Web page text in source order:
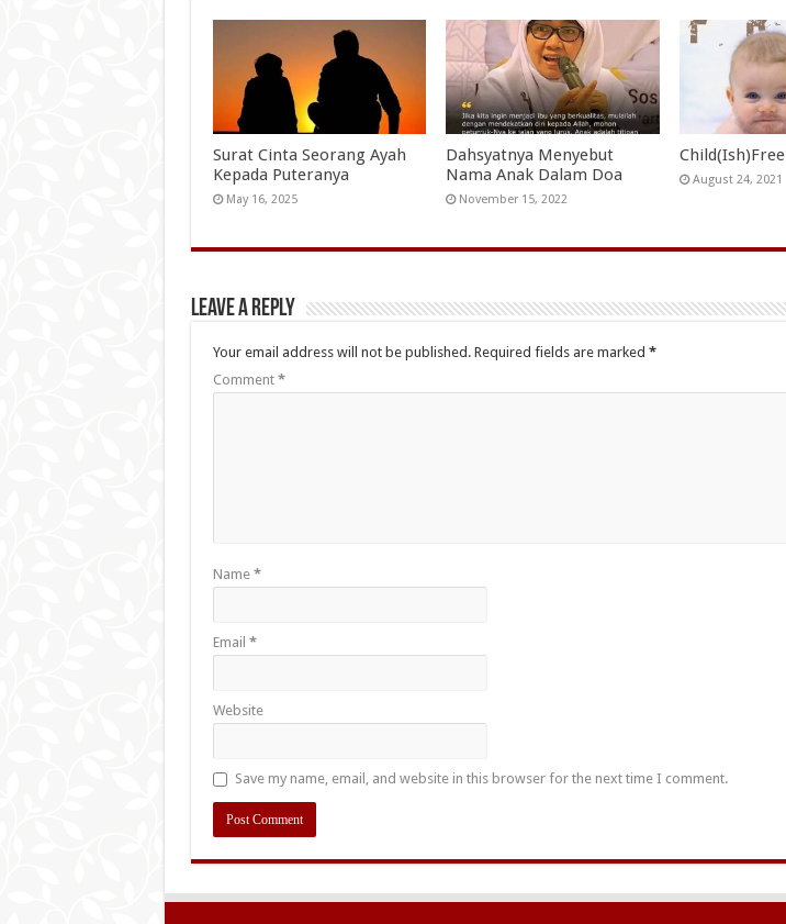
Surat Cinta Seorang Ayah
Kepada Puteranya
May 16, 2025
Dahsyatnya Menyebut
Nama Anak Dalam Doa
November 15, 2022
Child(Ish)Free
August 24, 2021
Leave a Reply
Your email address will not be published. Required fields are marked *
Comment *
Name *
Email *
Website
Save my name, email, and website in this browser for the next time I comment.